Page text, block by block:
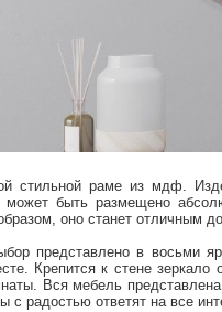
стильной раме из мдф.
быть размещено
оно станет отличным
представлено в восьми
Крепится к стене
Вся мебель
с радостью ответят на все